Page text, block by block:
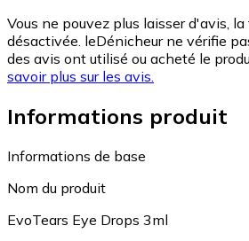
Vous ne pouvez plus laisser d'avis,
désactivée. leDénicheur ne vérifie
des avis ont utilisé ou acheté le
savoir plus sur les avis.
Informations produit
Informations de base
Nom du produit
EvoTears Eye Drops 3ml